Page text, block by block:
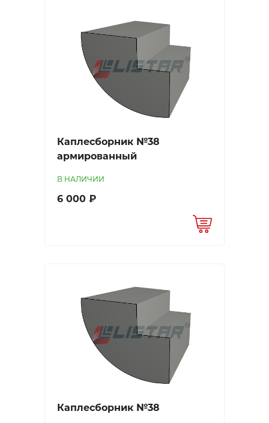
Каплесборник №38
армированный
В НАЛИЧИИ
6 000 ₽
Каплесборник №38